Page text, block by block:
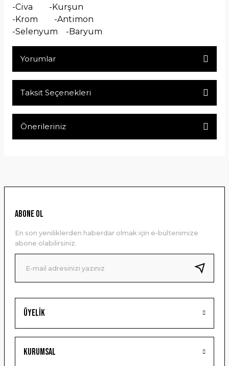
-Civa -Kurşun
-Krom -Antimon
-Selenyum -Baryum
Yorumlar
Taksit Seçenekleri
Önerileriniz
Ürün resmi kalitesiz, bozuk veya görüntülenemiyor.
Ürün bilgilerinde hatalar bulunuyor.
Ürün fiyatı diğer sitelerden daha pahalı.
Bu ürüne benzer farklı alternatifler olmalı.
Gönder
Üyelik
Kurumsal
ABONE OL
En son yeniliklerden haberdar olmak için e-bültenimize
abone olabilirsiniz.